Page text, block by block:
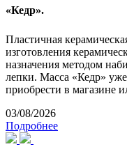
«Кедр».
Пластичная
изготовления
назначения методом
лепки. Масса «Кедр»
приобрести в магазине
03/08/2026
Подробнее